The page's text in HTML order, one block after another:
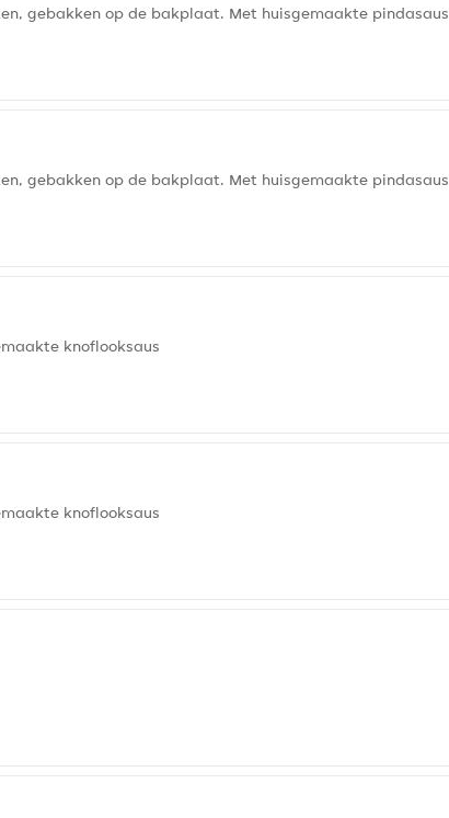
gebakken op de bakplaat. Met huisgemaakte pindasaus
gebakken op de bakplaat. Met huisgemaakte pindasaus
knoflooksaus
knoflooksaus